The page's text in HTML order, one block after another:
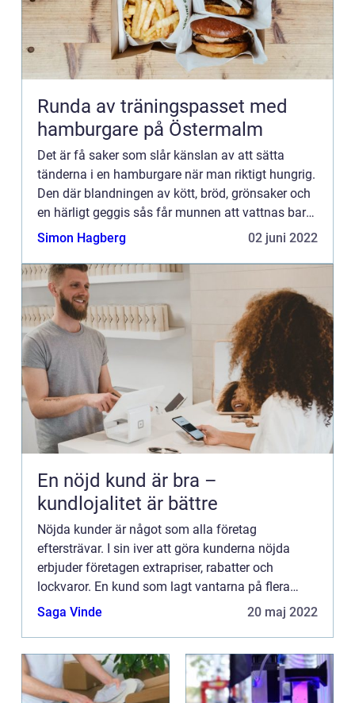
Runda av träningspasset med
hamburgare på Östermalm
Det är få saker som slår känslan av att sätta
tänderna i en hamburgare när man riktigt hungrig.
Den där blandningen av kött, bröd, grönsaker och
en härligt geggis sås får munnen att vattnas bara
av att tänka på hur gott det är med en burgare.
Simon Hagberg 02 juni 2022
En nöjd kund är bra –
kundlojalitet är bättre
Nöjda kunder är något som alla företag
eftersträvar. I sin iver att göra kunderna nöjda
erbjuder företagen extrapriser, rabatter och
lockvaror. En kund som lagt vantarna på flera
paket kaffe till extrapris, lämnar butiken med en
Saga Vinde 20 maj 2022